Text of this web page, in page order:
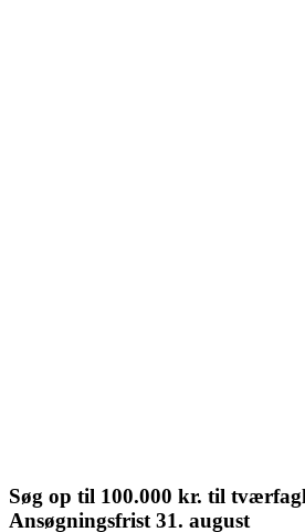
Søg op til 100.000 kr. til
Ansøgningsfrist 31. august